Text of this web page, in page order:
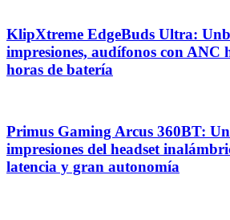
KlipXtreme EdgeBuds Ultra:
impresiones, audífonos con ANC
horas de batería
Primus Gaming Arcus 360BT:
impresiones del headset
latencia y gran autonomía